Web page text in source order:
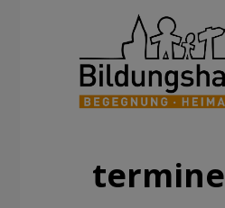
termine